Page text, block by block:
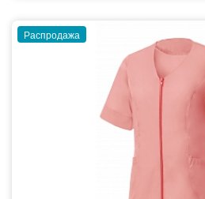
Распродажа